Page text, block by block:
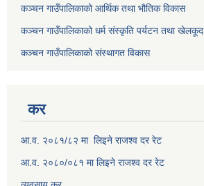
कञ्चन गाउँपालिकाको आर्थिक तथा भौतिक विकास
कञ्चन गाउँपालिकाको धर्म संस्कृति पर्यटन तथा खेलकूद
कञ्चन गाउँपालिकाको संस्थागत विकास
कर
आ.व. २०८१/८२ मा लिइने राजश्व दर रेट
आ.व. २०८०/०८१ मा लिइने राजश्व दर रेट